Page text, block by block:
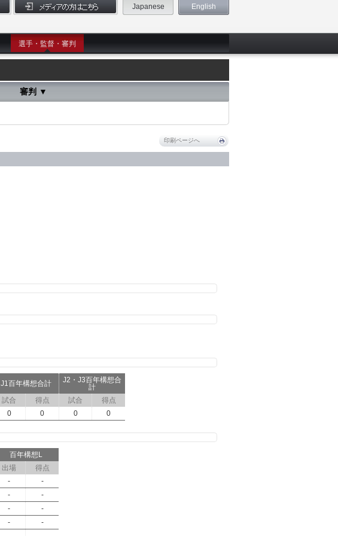
Japanese English
選手・監督・審判
審判 ▼
印刷ページへ
J1百年構想合計
J2・J3百年構想合
計
試合 得点 試合
得点
0 0 0 0
百年構想L
出場
得点
-
-
-
-
-
-
-
-